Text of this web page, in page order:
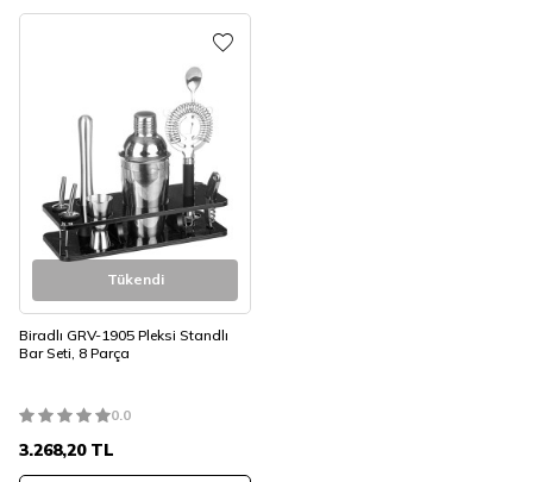
Tükendi
Biradlı GRV-1905 Pleksi Standlı
Bar Seti, 8 Parça
0.0
3.268,20TL